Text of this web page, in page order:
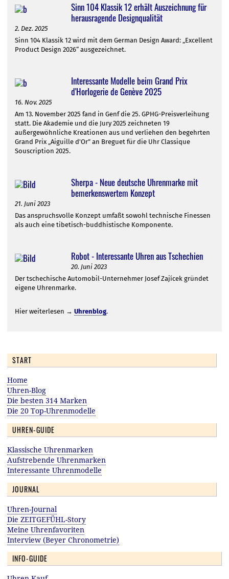
Sinn 104 Klassik 12 erhält Auszeichnung für
herausragende Designqualität
2. Dez. 2025
Sinn 104 Klassik 12 wird mit dem German Design Award: „Excellent
Product Design 2026“ ausgezeichnet.
Interessante Modelle beim Grand Prix
d'Horlogerie de Genève 2025
16. Nov. 2025
Am 13. November 2025 fand in Genf die 25. GPHG-Preisverleihung
statt. Die Akademie und die Jury 2025 zeichneten 19
außergewöhnliche Kreationen aus und verliehen den begehrten
Grand Prix „Aiguille d'Or” an Breguet für die Uhr Classique
Souscription 2025.
Sherpa - Neue deutsche Uhrenmarke mit
bemerkenswertem Konzept
21. Juni 2023
Das anspruchsvolle Konzept umfaßt sowohl technische Finessen
als auch eine tibetisch-buddhistische Komponente.
Robot - Interessante Uhren aus Tschechien
20. Juni 2023
Der tschechische Automobil-Unternehmer Josef Zajícek gründet
eigene Uhrenmarke.
Hier weiterlesen → Uhrenblog.
START
Home
Uhren-Blog
Die besten 314 Marken
Die 20 Top-Uhrenmodelle
UHREN-GUIDE
Klassische Uhrenmarken
Aufstrebende Uhrenmarken
Interessante Uhrenmodelle
JOURNAL
Uhren-Journal
Die ZEITGEFÜHL-Story
Meine Uhrenfavoriten
Interview (Beyer Chronometrie)
INFO-GUIDE